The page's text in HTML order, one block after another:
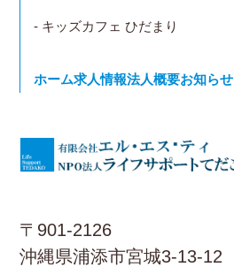
〒901-2126
沖縄県浦添市宮城3-13-12
- キッズカフェ ひだまり
ホーム求人情報法人概要お知らせ